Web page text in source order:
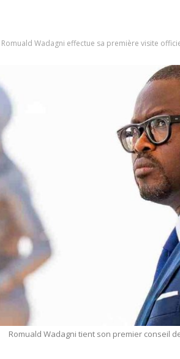
Romuald Wadagni effectue sa première visite
Romuald Wadagni tient son premier conseil